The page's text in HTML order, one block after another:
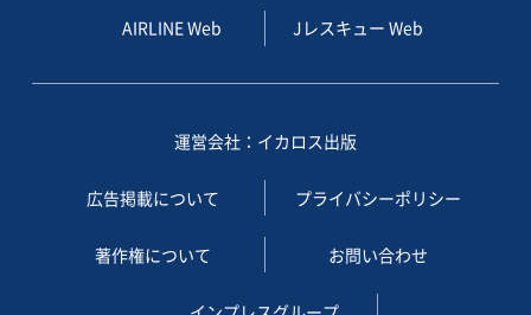
AIRLINE Web Jレスキュー Web
運営会社：イカロス出版
広告掲載について プライバシーポリシー
著作権について お問い合わせ